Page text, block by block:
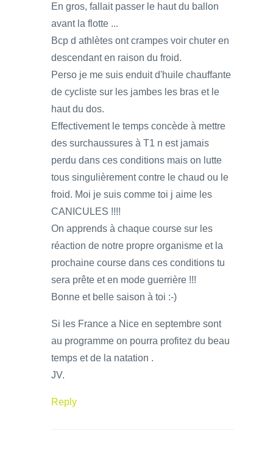
En gros, fallait passer le haut du ballon
avant la flotte ...
Bcp d athlètes ont crampes voir chuter en
descendant en raison du froid.
Perso je me suis enduit d'huile chauffante
de cycliste sur les jambes les bras et le
haut du dos.
Effectivement le temps concède à mettre
des surchaussures à T1 n est jamais
perdu dans ces conditions mais on lutte
tous singulièrement contre le chaud ou le
froid. Moi je suis comme toi j aime les
CANICULES !!!!
On apprends à chaque course sur les
réaction de notre propre organisme et la
prochaine course dans ces conditions tu
sera prête et en mode guerrière !!!
Bonne et belle saison à toi :-)
Si les France a Nice en septembre sont
au programme on pourra profitez du beau
temps et de la natation .
JV.
Reply